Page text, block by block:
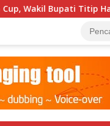
dan Harga Diri Lembata